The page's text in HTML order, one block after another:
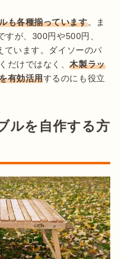
も各種揃っています。ま
が、300円や500円、
ています。ダイソーのパ
だけではなく、木製ラッ
有効活用するのにも役立
ルを自作する方